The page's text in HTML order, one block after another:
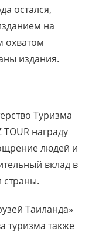
остался,
на
охватом
издания.
Туризма
награду
людей и
вклад в
страны.
Таиланда»
туризма также